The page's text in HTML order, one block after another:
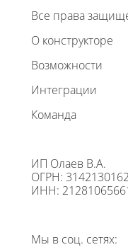
Все права
О конструкторе
Возможности
Интеграции
Команда
ИП Олаев В.А.
ОГРН:
ИНН:
Мы в соц. сетях: